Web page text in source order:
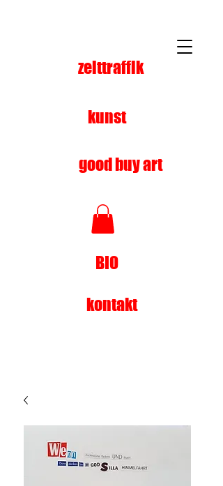
kunst
zeittraffik
good buy art
BIO
kontakt